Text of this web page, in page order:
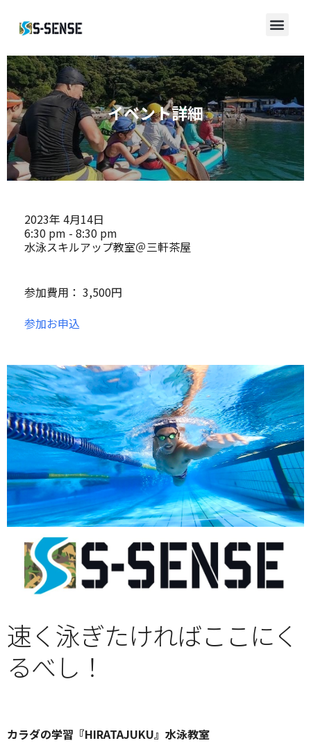
イベント詳細
2023年 4月14日
6:30 pm - 8:30 pm
水泳スキルアップ教室＠三軒茶屋
参加費用： 3,500円
参加お申込
速く泳ぎたければここにく
るべし！
カラダの学習『HIRATAJUKU』水泳教室